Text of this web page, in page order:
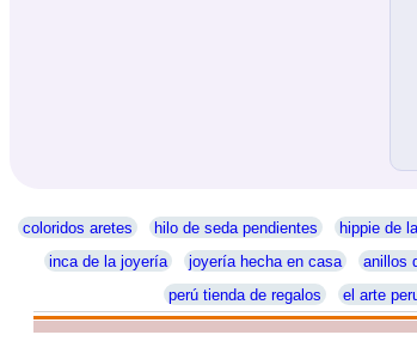
coloridos aretes hilo de seda pendientes hippie de
inca de la joyería
joyería hecha en casa anillos
perú tienda de regalos
el arte